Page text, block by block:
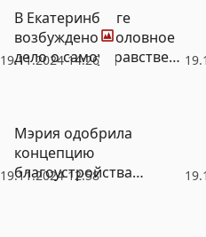
19.11.2024 14:26
Фото
В Екатеринбурге
возбуждено уголовное
дело о самоуправстве
19.11.2024 12:58
Мэрия одобрила
концепцию
благоустройства